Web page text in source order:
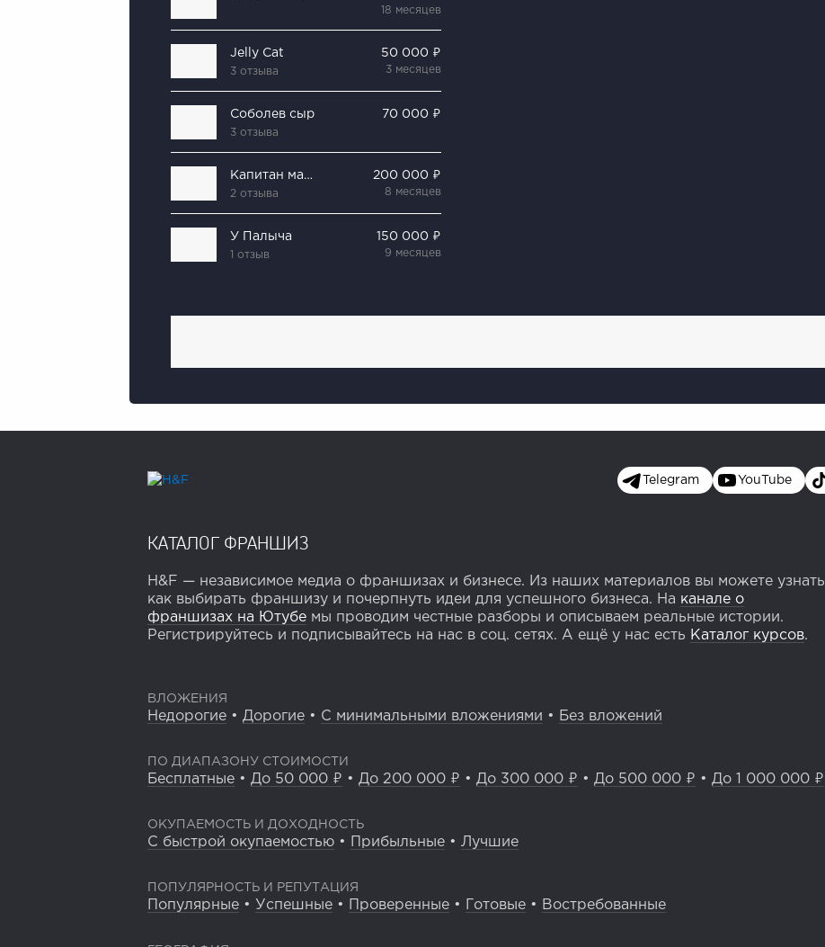
18 месяцев
Jelly Cat
3 отзыва
50 000 ₽
3 месяцев
Соболев сыр
3 отзыва
70 000 ₽
Капитан мармелад
2 отзыва
200 000 ₽
8 месяцев
У Палыча
1 отзыв
150 000 ₽
9 месяцев
Telegram YouTube
КАТАЛОГ ФРАНШИЗ
H&F — независимое медиа о франшизах и бизнесе. Из наших материалов вы можете узнать
как выбирать франшизу и почерпнуть идеи для успешного бизнеса. На канале о
франшизах на Ютубе мы проводим честные разборы и описываем реальные истории.
Регистрируйтесь и подписывайтесь на нас в соц. сетях. А ещё у нас есть Каталог курсов.
ВЛОЖЕНИЯ
Недорогие • Дорогие • С минимальными вложениями • Без вложений
ПО ДИАПАЗОНУ СТОИМОСТИ
Бесплатные • До 50 000 ₽ • До 200 000 ₽ • До 300 000 ₽ • До 500 000 ₽ • До 1 000 000 ₽
ОКУПАЕМОСТЬ И ДОХОДНОСТЬ
С быстрой окупаемостью • Прибыльные • Лучшие
ПОПУЛЯРНОСТЬ И РЕПУТАЦИЯ
Популярные • Успешные • Проверенные • Готовые • Востребованные